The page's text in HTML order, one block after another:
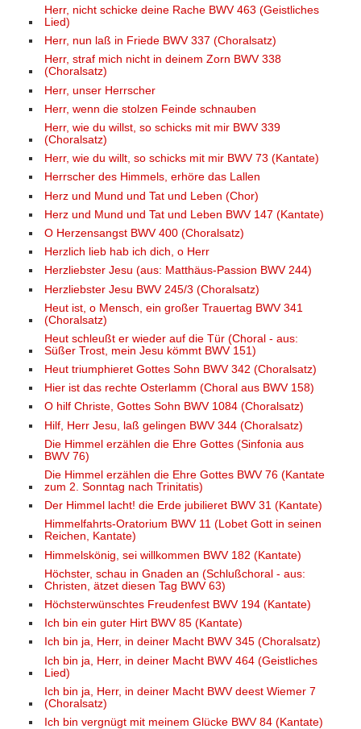
Herr, nicht schicke deine Rache BWV 463 (Geistliches
Lied)
Herr, nun laß in Friede BWV 337 (Choralsatz)
Herr, straf mich nicht in deinem Zorn BWV 338
(Choralsatz)
Herr, unser Herrscher
Herr, wenn die stolzen Feinde schnauben
Herr, wie du willst, so schicks mit mir BWV 339
(Choralsatz)
Herr, wie du willt, so schicks mit mir BWV 73 (Kantate)
Herrscher des Himmels, erhöre das Lallen
Herz und Mund und Tat und Leben (Chor)
Herz und Mund und Tat und Leben BWV 147 (Kantate)
O Herzensangst BWV 400 (Choralsatz)
Herzlich lieb hab ich dich, o Herr
Herzliebster Jesu (aus: Matthäus-Passion BWV 244)
Herzliebster Jesu BWV 245/3 (Choralsatz)
Heut ist, o Mensch, ein großer Trauertag BWV 341
(Choralsatz)
Heut schleußt er wieder auf die Tür (Choral - aus:
Süßer Trost, mein Jesu kömmt BWV 151)
Heut triumphieret Gottes Sohn BWV 342 (Choralsatz)
Hier ist das rechte Osterlamm (Choral aus BWV 158)
O hilf Christe, Gottes Sohn BWV 1084 (Choralsatz)
Hilf, Herr Jesu, laß gelingen BWV 344 (Choralsatz)
Die Himmel erzählen die Ehre Gottes (Sinfonia aus
BWV 76)
Die Himmel erzählen die Ehre Gottes BWV 76 (Kantate
zum 2. Sonntag nach Trinitatis)
Der Himmel lacht! die Erde jubilieret BWV 31 (Kantate)
Himmelfahrts-Oratorium BWV 11 (Lobet Gott in seinen
Reichen, Kantate)
Himmelskönig, sei willkommen BWV 182 (Kantate)
Höchster, schau in Gnaden an (Schlußchoral - aus:
Christen, ätzet diesen Tag BWV 63)
Höchsterwünschtes Freudenfest BWV 194 (Kantate)
Ich bin ein guter Hirt BWV 85 (Kantate)
Ich bin ja, Herr, in deiner Macht BWV 345 (Choralsatz)
Ich bin ja, Herr, in deiner Macht BWV 464 (Geistliches
Lied)
Ich bin ja, Herr, in deiner Macht BWV deest Wiemer 7
(Choralsatz)
Ich bin vergnügt mit meinem Glücke BWV 84 (Kantate)